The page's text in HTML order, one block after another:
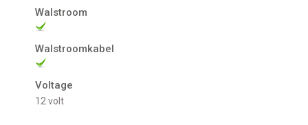
Walstroom
Walstroomkabel
Voltage
12 volt